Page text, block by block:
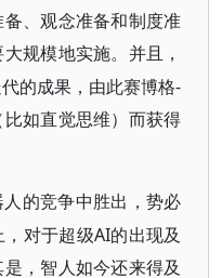
、观念准备和制度准
规模地实施。并且，
的成果，由此赛博格-
如直觉思维）而获得
的竞争中胜出，势必
，对于超级AI的出现及
，智人如今还来得及